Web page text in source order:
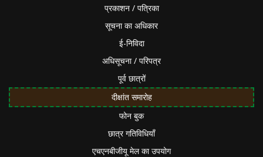
प्रकाशन / पत्रिका
सूचना का अधिकार
ई-निविदा
अधिसूचना / परिपत्र
पूर्व छात्रों
दीक्षांत समारोह
फोन बुक
छात्र गतिविधियाँ
एचएनबीजीयू मेल का उपयोग